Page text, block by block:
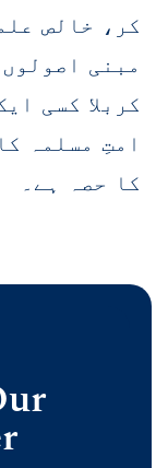
کر، خالص
مبنی
کربلا کسی
امتِ مسلمہ
کا حصہ ہے۔